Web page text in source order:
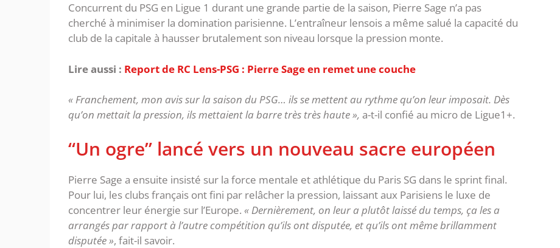
‎Concurrent du PSG en Ligue 1 durant une grande partie de la saison, Pierre Sage n’a pas
cherché à minimiser la domination parisienne. L’entraîneur lensois a même salué la capacité du
club de la capitale à hausser brutalement son niveau lorsque la pression monte.
Lire aussi : Report de RC Lens-PSG : Pierre Sage en remet une couche
« Franchement, mon avis sur la saison du PSG… ils se mettent au rythme qu’on leur imposait. Dès
qu’on mettait la pression, ils mettaient la barre très très haute », a-t-il confié au micro de Ligue1+.
‎“Un ogre” lancé vers un nouveau sacre européen
‎Pierre Sage a ensuite insisté sur la force mentale et athlétique du Paris SG dans le sprint final.
Pour lui, les clubs français ont fini par relâcher la pression, laissant aux Parisiens le luxe de
concentrer leur énergie sur l’Europe.‎ « Dernièrement, on leur a plutôt laissé du temps, ça les a
arrangés par rapport à l’autre compétition qu’ils ont disputée, et qu’ils ont même brillamment
disputée », fait-il savoir.